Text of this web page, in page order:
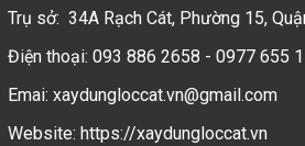
Trụ sở: 34A Rạch Cát, Phường 15,
Điện thoại: 093 886 2658 - 0977 655
Emai: xaydungloccat.vn@gmail.com
Website: https://xaydungloccat.vn